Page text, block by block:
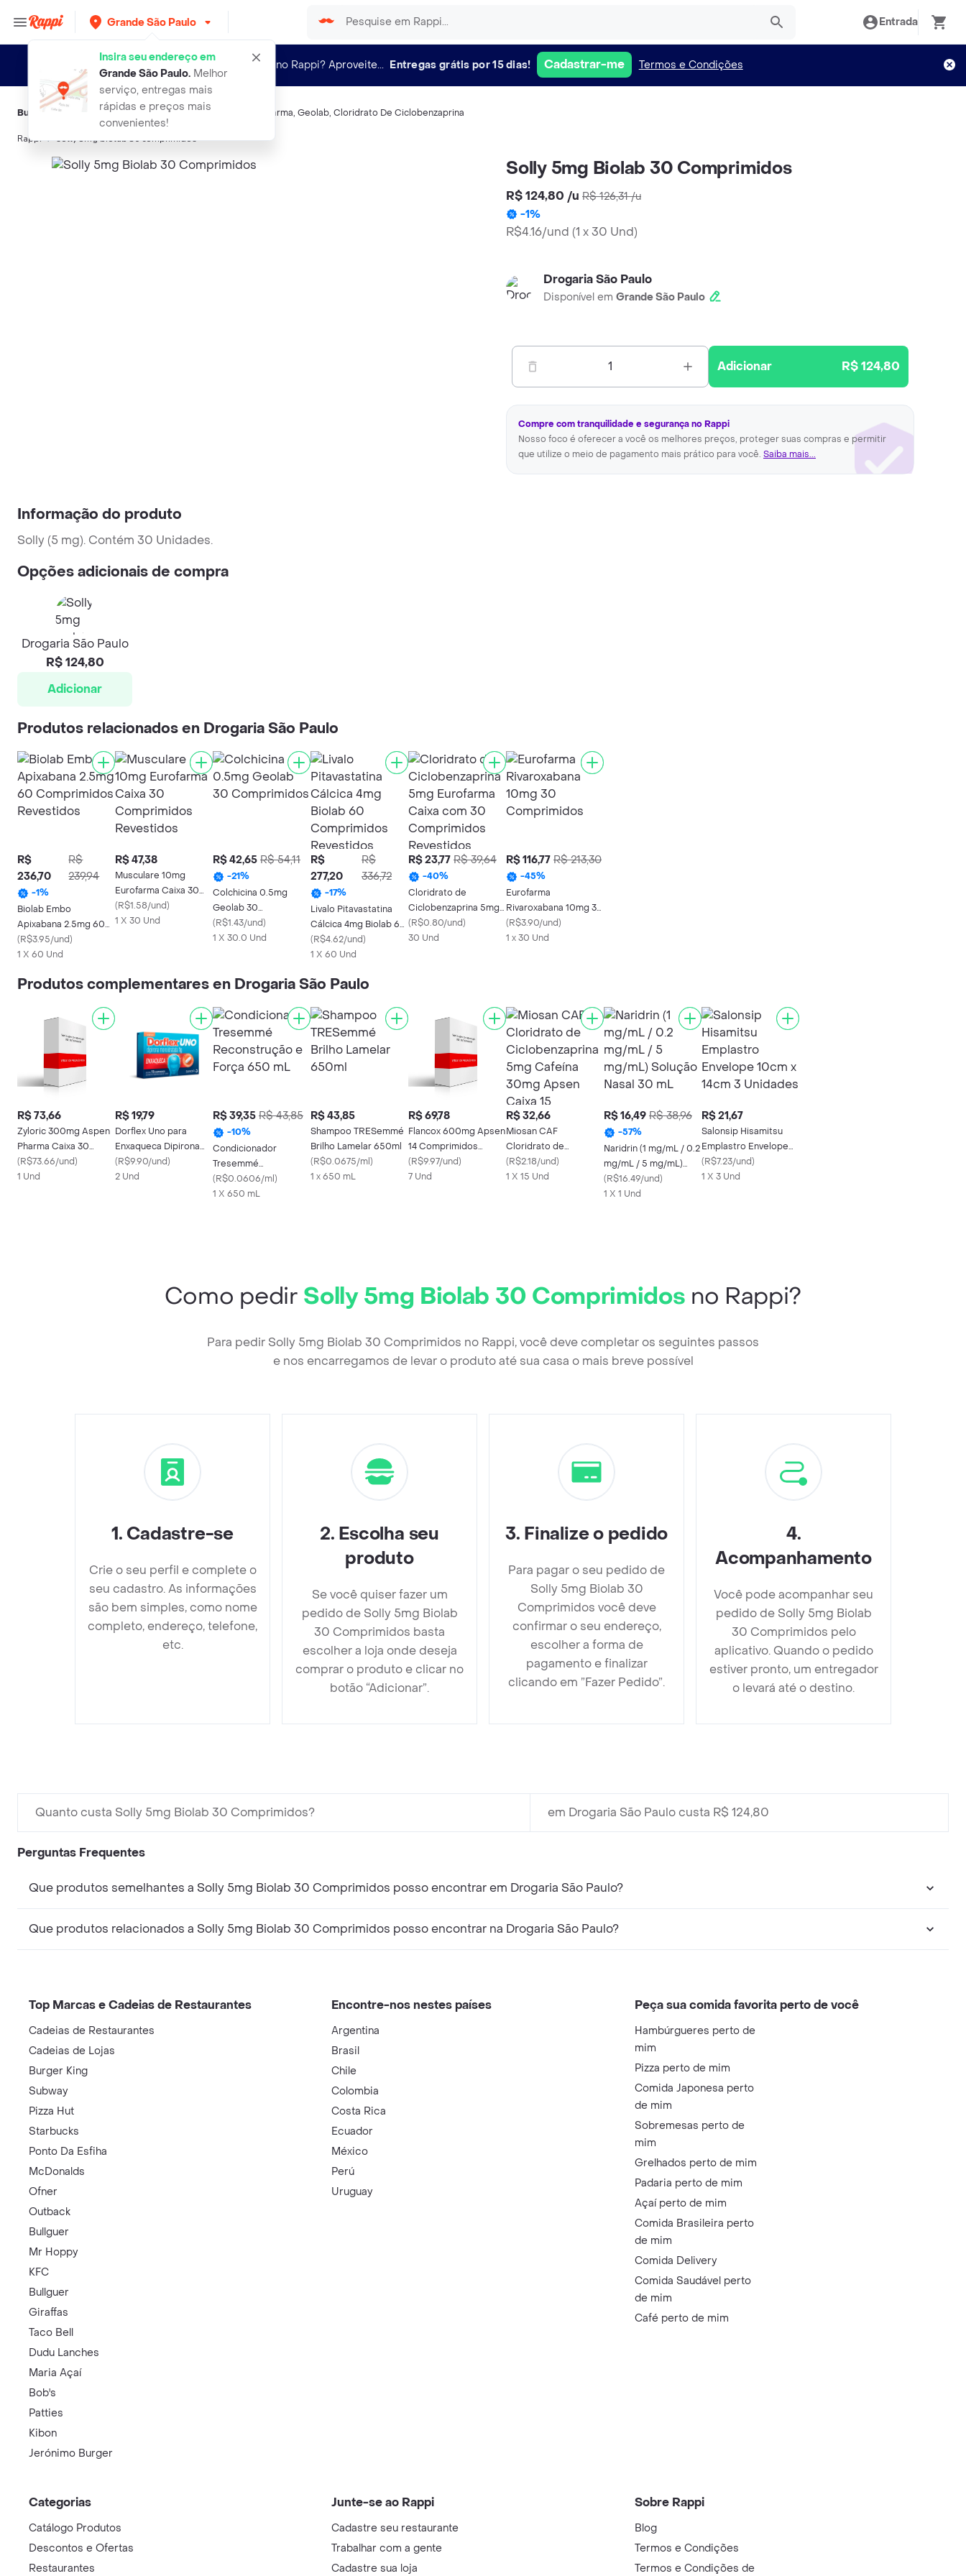
Grande São Paulo
Insira seu endereço em
Grande São Paulo.Melhor
serviço, entregas mais
rápidas e preços mais
convenientes!
Entrada
Novo no Rappi? Aproveite... Entregas grátis por 15 dias! Cadastrar-me Termos e Condições
Buscas relacionadas:Analgésicos sistêmicos Eurofarma, Geolab, Cloridrato De Ciclobenzaprina
Rappi solly 5mg biolab 30 comprimidos
Solly 5mg Biolab 30 Comprimidos
R$ 124,80 /u R$ 126,31/u
-1%
R$4.16/und (1 x 30 Und)
Drogaria São Paulo
Disponível em Grande São Paulo
1 Adicionar R$ 124,80
Compre com tranquilidade e segurança no Rappi
Nosso foco é oferecer a você os melhores preços, proteger suas compras e permitir
que utilize o meio de pagamento mais prático para você. Saiba mais...
Informação do produto
Solly (5 mg). Contém 30 Unidades.
Opções adicionais de compra
Drogaria São Paulo
R$ 124,80
Adicionar
Produtos relacionados en Drogaria São Paulo
R$
236,70
R$
239,94
-1%
Biolab Embo
Apixabana 2.5mg 60
Comprimidos
Revestidos
(R$3.95/und)
1 X 60 Und
R$ 47,38
Musculare 10mg
Eurofarma Caixa 30
Comprimidos
Revestidos
(R$1.58/und)
1 X 30 Und
R$ 42,65 R$ 54,11
-21%
Colchicina 0.5mg
Geolab 30
Comprimidos
(R$1.43/und)
1 X 30.0 Und
R$
277,20
R$
336,72
-17%
Livalo Pitavastatina
Cálcica 4mg Biolab 60
Comprimidos
Revestidos
(R$4.62/und)
1 X 60 Und
R$ 23,77 R$ 39,64
-40%
Cloridrato de
Ciclobenzaprina 5mg
Eurofarma Caixa com
30 Comprimidos
(R$0.80/und)
30 Und
R$ 116,77 R$ 213,30
-45%
Eurofarma
Rivaroxabana 10mg 30
Comprimidos
(R$3.90/und)
1 x 30 Und
Produtos complementares en Drogaria São Paulo
R$ 73,66
Zyloric 300mg Aspen
Pharma Caixa 30
Comprimidos
(R$73.66/und)
1 Und
R$ 19,79
Dorflex Uno para
Enxaqueca Dipirona
Monoidratada 1g 10
Comprimidos
(R$9.90/und)
2 Und
R$ 39,35 R$ 43,85
-10%
Condicionador
Tresemmé
Reconstrução e Força
650 mL
(R$0.0606/ml)
1 X 650 mL
R$ 43,85
Shampoo TRESemmé
Brilho Lamelar 650ml
(R$0.0675/ml)
1 x 650 mL
R$ 69,78
Flancox 600mg Apsen
14 Comprimidos
Revestidos
(R$9.97/und)
7 Und
R$ 32,66
Miosan CAF
Cloridrato de
Ciclobenzaprina 5mg
Cafeína 30mg Apsen
(R$2.18/und)
1 X 15 Und
R$ 16,49 R$ 38,96
-57%
Naridrin (1 mg/mL / 0.2
mg/mL / 5 mg/mL)
Solução Nasal 30 mL
(R$16.49/und)
1 X 1 Und
R$ 21,67
Salonsip Hisamitsu
Emplastro Envelope
10cm x 14cm 3
Unidades
(R$7.23/und)
1 X 3 Und
Como pedir Solly 5mg Biolab 30 Comprimidos no Rappi?
Para pedir Solly 5mg Biolab 30 Comprimidos no Rappi, você deve completar os seguintes passos
e nos encarregamos de levar o produto até sua casa o mais breve possível
1. Cadastre-se
Crie o seu perfil e complete o
seu cadastro. As informações
são bem simples, como nome
completo, endereço, telefone,
etc.
2. Escolha seu
produto
Se você quiser fazer um
pedido de Solly 5mg Biolab
30 Comprimidos basta
escolher a loja onde deseja
comprar o produto e clicar no
botão “Adicionar”.
3. Finalize o pedido
Para pagar o seu pedido de
Solly 5mg Biolab 30
Comprimidos você deve
confirmar o seu endereço,
escolher a forma de
pagamento e finalizar
clicando em ”Fazer Pedido”.
4.
Acompanhamento
Você pode acompanhar seu
pedido de Solly 5mg Biolab
30 Comprimidos pelo
aplicativo. Quando o pedido
estiver pronto, um entregador
o levará até o destino.
Quanto custa Solly 5mg Biolab 30 Comprimidos? em Drogaria São Paulo custa R$ 124,80
Perguntas Frequentes
Que produtos semelhantes a Solly 5mg Biolab 30 Comprimidos posso encontrar em Drogaria São Paulo?
Que produtos relacionados a Solly 5mg Biolab 30 Comprimidos posso encontrar na Drogaria São Paulo?
Top Marcas e Cadeias de Restaurantes
Cadeias de Restaurantes
Cadeias de Lojas
Burger King
Subway
Pizza Hut
Starbucks
Ponto Da Esfiha
McDonalds
Ofner
Outback
Bullguer
Mr Hoppy
KFC
Bullguer
Giraffas
Taco Bell
Dudu Lanches
Maria Açaí
Bob's
Patties
Kibon
Jerónimo Burger
Encontre-nos nestes países
Argentina
Brasil
Chile
Colombia
Costa Rica
Ecuador
México
Perú
Uruguay
Peça sua comida favorita perto de você
Hambúrgueres perto de
mim
Pizza perto de mim
Comida Japonesa perto
de mim
Sobremesas perto de
mim
Grelhados perto de mim
Padaria perto de mim
Açaí perto de mim
Comida Brasileira perto
de mim
Comida Delivery
Comida Saudável perto
de mim
Café perto de mim
Categorias
Catálogo Produtos
Descontos e Ofertas
Restaurantes
Junte-se ao Rappi
Cadastre seu restaurante
Trabalhar com a gente
Cadastre sua loja
Sobre Rappi
Blog
Termos e Condições
Termos e Condições de